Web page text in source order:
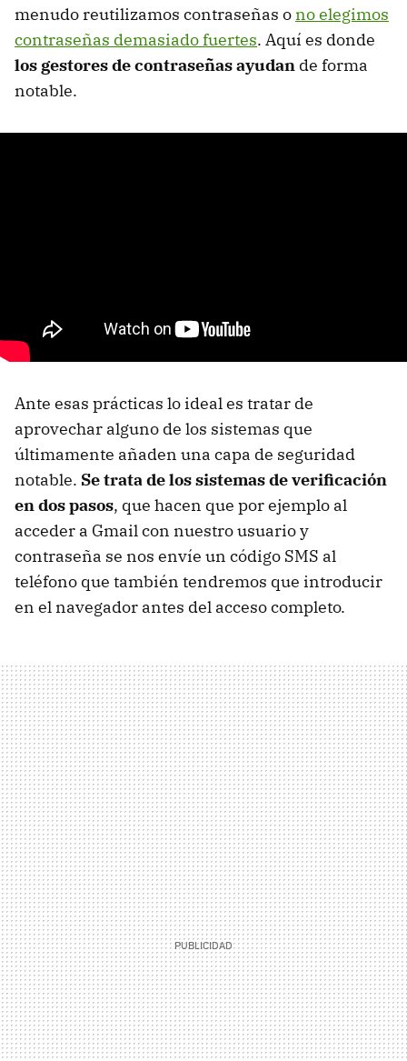
menudo reutilizamos contraseñas ono elegimos
contraseñas demasiado fuertes. Aquí es donde
los gestores de contraseñas ayudan de forma
notable.
Ante esas prácticas lo ideal es tratar de
aprovechar alguno de los sistemas que
últimamente añaden una capa de seguridad
notable. Se trata de los sistemas de verificación
en dos pasos, que hacen que por ejemplo al
acceder a Gmail con nuestro usuario y
contraseña se nos envíe un código SMS al
teléfono que también tendremos que introducir
en el navegador antes del acceso completo.